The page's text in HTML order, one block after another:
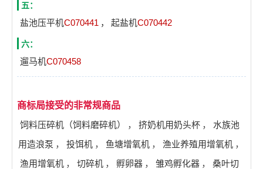
五：
盐池压平机C070441 ， 起盐机C070442
六：
遛马机C070458
商标局接受的非常规商品
饲料压碎机（饲料磨碎机）
， 挤奶机用奶头杯 ，
水族池
用造浪泵 ， 投饵机 ， 鱼塘增氧机 ， 渔业养殖用增氧机 ，
渔用增氧机 ， 切碎机 ， 孵卵器 ， 雏鸡孵化器 ，
桑叶切